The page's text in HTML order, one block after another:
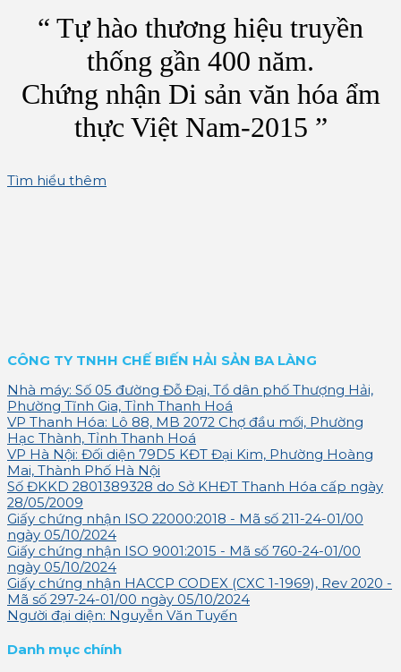
“ Tự hào thương hiệu truyền
thống gần 400 năm.
Chứng nhận Di sản văn hóa ẩm
thực Việt Nam-2015 ”
Tìm hiểu thêm
CÔNG TY TNHH CHẾ BIẾN HẢI SẢN BA LÀNG
Nhà máy: Số 05 đường Đỗ Đại, Tổ dân phố Thượng Hải,
Phường Tĩnh Gia, Tỉnh Thanh Hoá
VP Thanh Hóa: Lô 88, MB 2072 Chợ đầu mối, Phường
Hạc Thành, Tỉnh Thanh Hoá
VP Hà Nội: Đối diện 79D5 KĐT Đại Kim, Phường Hoàng
Mai, Thành Phố Hà Nội
Số ĐKKD 2801389328 do Sở KHĐT Thanh Hóa cấp ngày
28/05/2009
Giấy chứng nhận ISO 22000:2018 - Mã số 211-24-01/00
ngày 05/10/2024
Giấy chứng nhận ISO 9001:2015 - Mã số 760-24-01/00
ngày 05/10/2024
Giấy chứng nhận HACCP CODEX (CXC 1-1969), Rev 2020 -
Mã số 297-24-01/00 ngày 05/10/2024
Người đại diện: Nguyễn Văn Tuyến
Danh mục chính